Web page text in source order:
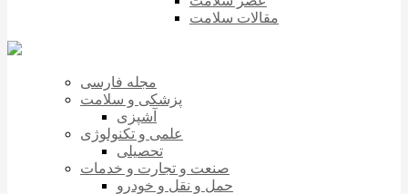
مقالات سلامت
مجله فارسی
پزشکی و سلامت
آشپزی
علمی و تکنولوژی
تحصیلی
صنعت و تجارت و خدمات
حمل و نقل و خودرو